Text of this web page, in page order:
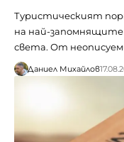
Туристическият
на най-запомнящите
света. От
Даниел Михайлов